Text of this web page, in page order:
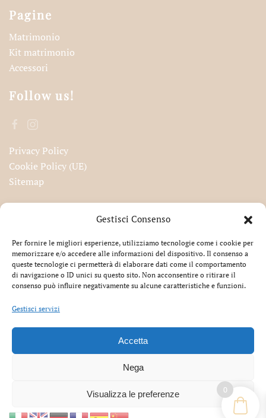
Gestisci Consenso
Per fornire le migliori esperienze, utilizziamo tecnologie come i cookie per
memorizzare e/o accedere alle informazioni del dispositivo. Il consenso a
queste tecnologie ci permetterà di elaborare dati come il comportamento
di navigazione o ID unici su questo sito. Non acconsentire o ritirare il
consenso può influire negativamente su alcune caratteristiche e funzioni.
Gestisci servizi
Accetta
Nega
Visualizza le preferenze
Pagine
Matrimonio
Kit matrimonio
Accessori
Follow us!
Privacy Policy
Cookie Policy (UE)
Sitemap
Accetto la privacy
All Rights Reserved | EKART S.r.l. – Via
info@cartiamo.it
Iscr. Rea PT 193572 – Codice Univoco 5RU082D | Cap. Soc.
0